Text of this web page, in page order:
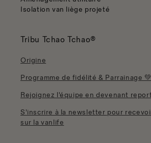
Isolation van liège projeté
Tribu Tchao Tchao®
Origine
Programme de fidélité & Parrainage 💚
Rejoignez l'équipe en devenant
S'inscrire à la newsletter pour
sur la vanlife